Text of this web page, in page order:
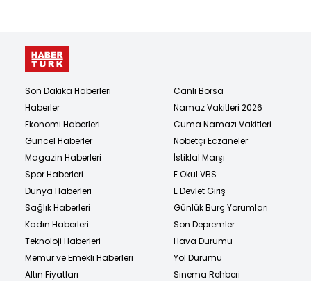
Son Dakika Haberleri
Haberler
Ekonomi Haberleri
Güncel Haberler
Magazin Haberleri
Spor Haberleri
Dünya Haberleri
Sağlık Haberleri
Kadın Haberleri
Teknoloji Haberleri
Memur ve Emekli Haberleri
Altın Fiyatları
Canlı Borsa
Namaz Vakitleri 2026
Cuma Namazı Vakitleri
Nöbetçi Eczaneler
İstiklal Marşı
E Okul VBS
E Devlet Giriş
Günlük Burç Yorumları
Son Depremler
Hava Durumu
Yol Durumu
Sinema Rehberi